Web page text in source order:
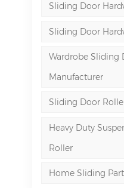
Sliding Door
Sliding Door
Wardrobe Sliding
Manufacturer
Sliding Door
Heavy Duty
Roller
Home Sliding